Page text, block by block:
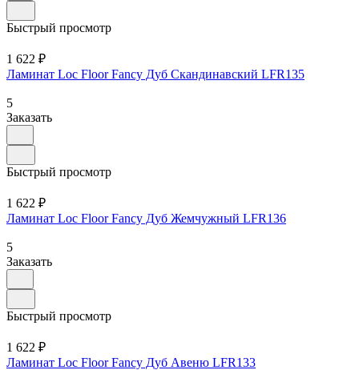
Быстрый просмотр
1 622 ₽
Ламинат Loc Floor Fancy Дуб Скандинавский LFR135
5
Заказать
Быстрый просмотр
1 622 ₽
Ламинат Loc Floor Fancy Дуб Жемчужный LFR136
5
Заказать
Быстрый просмотр
1 622 ₽
Ламинат Loc Floor Fancy Дуб Авеню LFR133